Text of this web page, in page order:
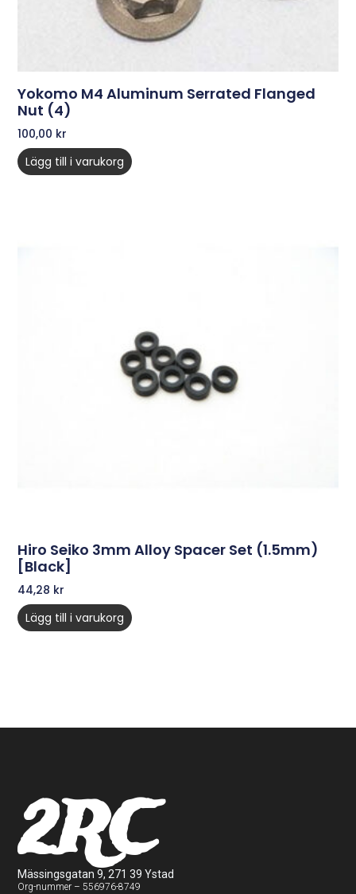
Yokomo M4 Aluminum Serrated Flanged
Nut (4)
100,00 kr
Lägg till i varukorg
Hiro Seiko 3mm Alloy Spacer Set (1.5mm)
[Black]
44,28 kr
Lägg till i varukorg
2RC
Mässingsgatan 9, 271 39 Ystad
Org-nummer – 556976-8749